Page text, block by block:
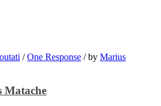
/ One Response /by Marius
Matache